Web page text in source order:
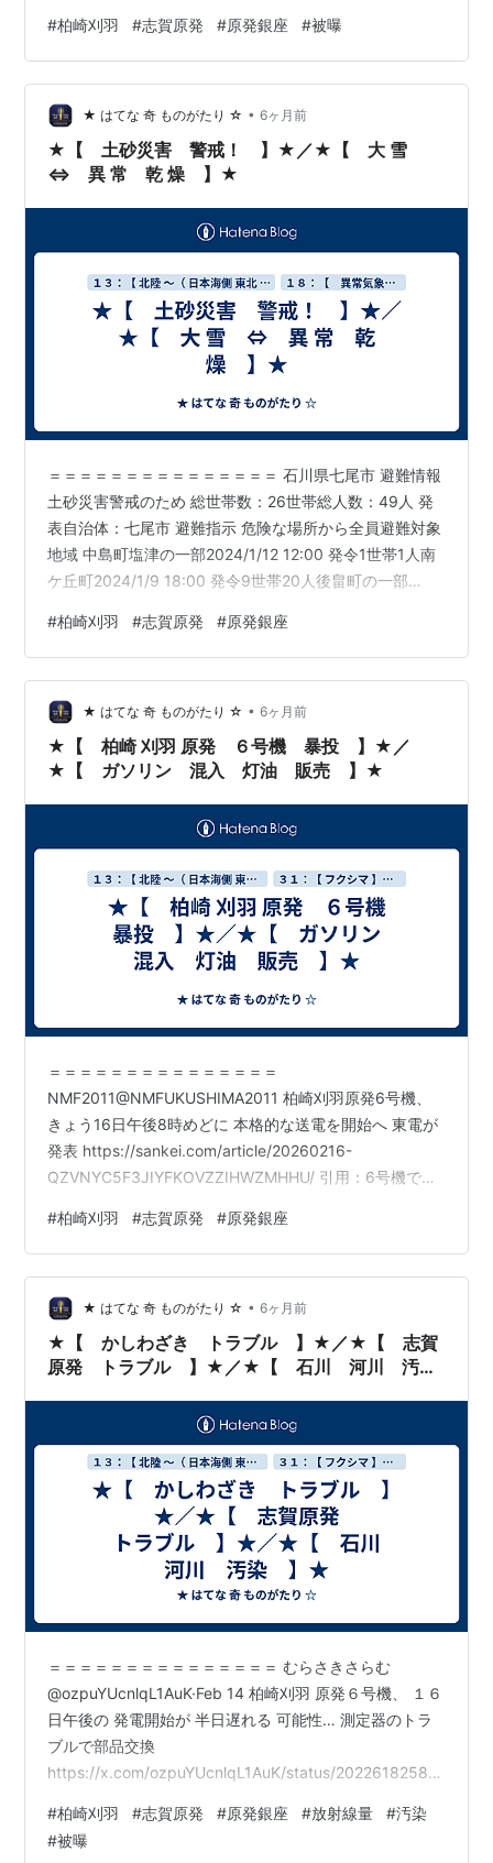
https://x.com/wni_jp/status/2024008418885783949?
s=20 ＝＝＝＝＝＝＝＝＝＝＝＝＝＝＝ ↑↓ ウェザーニ
ュース@wni_jp·21h 【北陸地方で「春一番」 今年全国
初】 新潟地方気象台は今日2月18日(水)、 北陸地方で春
一番が吹…
#柏崎刈羽 #志賀原発 #原発銀座 #被曝
★ はてな 奇 ものがたり ☆ • 6ヶ月前
★【 土砂災害 警戒！ 】★／★【 大 雪
⇔ 異 常 乾 燥 】★
＝＝＝＝＝＝＝＝＝＝＝＝＝＝＝ 石川県七尾市 避難情報
土砂災害警戒のため 総世帯数：26世帯総人数：49人 発
表自治体：七尾市 避難指示 危険な場所から全員避難対象
地域 中島町塩津の一部2024/1/12 12:00 発令1世帯1人南
ケ丘町2024/1/9 18:00 発令9世帯20人後畠町の一部
2024/1/10 18:50 発令6世帯9人 七尾市の防災情報 警
報・注意報 今後の予想を確認 能登では１８日昼前から１
８日夜遅くまで、加賀では１８日昼過ぎから１８日夜遅
くまで、強風や竜巻などの激しい突風、落雷に注意して
ください。加賀…
#柏崎刈羽 #志賀原発 #原発銀座
★ はてな 奇 ものがたり ☆ • 6ヶ月前
★【 柏崎 刈羽 原発 ６号機 暴投 】★／
★【 ガソリン 混入 灯油 販売 】★
＝＝＝＝＝＝＝＝＝＝＝＝＝＝＝
NMF2011@NMFUKUSHIMA2011 柏崎刈羽原発6号機、
きょう16日午後8時めどに 本格的な送電を開始へ 東電が
発表 https://sankei.com/article/20260216-
QZVNYC5F3JIYFKOVZZIHWZMHHU/ 引用：6号機では
ービンを回した。異常な音や振動がないことを確認し、
16日午前2時55分、発電機を送電線に接続し電気を送り
始めた。
https://x.com/NMFUKUSHIMA2011/status/202330057
3345522091?s=20 ＝…
#柏崎刈羽 #志賀原発 #原発銀座
★ はてな 奇 ものがたり ☆ • 6ヶ月前
★【 かしわざき トラブル 】★／★【 志賀
原発 トラブル 】★／★【 石川 河川 汚
＝＝＝＝＝＝＝＝＝＝＝＝＝＝＝ むらさきさらむ
@ozpuYUcnlqL1AuK·Feb 14 柏崎刈羽 原発６号機、 １６
日午後の 発電開始が 半日遅れる 可能性… 測定器のトラ
ブルで部品交換
https://x.com/ozpuYUcnlqL1AuK/status/202261825871
合はスイッチの接触不良が原因 試験送電は15日夜か16日
未明になる見込み
#柏崎刈羽 #志賀原発 #原発銀座 #放射線量 #汚染
#被曝